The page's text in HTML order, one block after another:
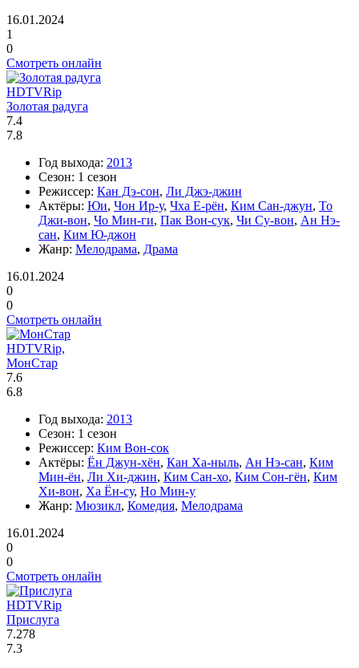
16.01.2024
1
0
Смотреть онлайн
HDTVRip
Золотая радуга
7.4
7.8
Год выхода: 2013
Сезон: 1 сезон
Режиссер: Кан Дэ-сон, Ли Джэ-джин
Актёры: Юи, Чон Ир-у, Чха Е-рён, Ким Сан-джун, То
Джи-вон, Чо Мин-ги, Пак Вон-сук, Чи Су-вон, Ан Нэ-
сан, Ким Ю-джон
Жанр: Мелодрама, Драма
16.01.2024
0
0
Смотреть онлайн
HDTVRip,
МонСтар
7.6
6.8
Год выхода: 2013
Сезон: 1 сезон
Режиссер: Ким Вон-сок
Актёры: Ён Джун-хён, Кан Ха-ныль, Ан Нэ-сан, Ким
Мин-ён, Ли Хи-джин, Ким Сан-хо, Ким Сон-гён, Ким
Хи-вон, Ха Ён-су, Но Мин-у
Жанр: Мюзикл, Комедия, Мелодрама
16.01.2024
0
0
Смотреть онлайн
HDTVRip
Прислуга
7.278
7.3